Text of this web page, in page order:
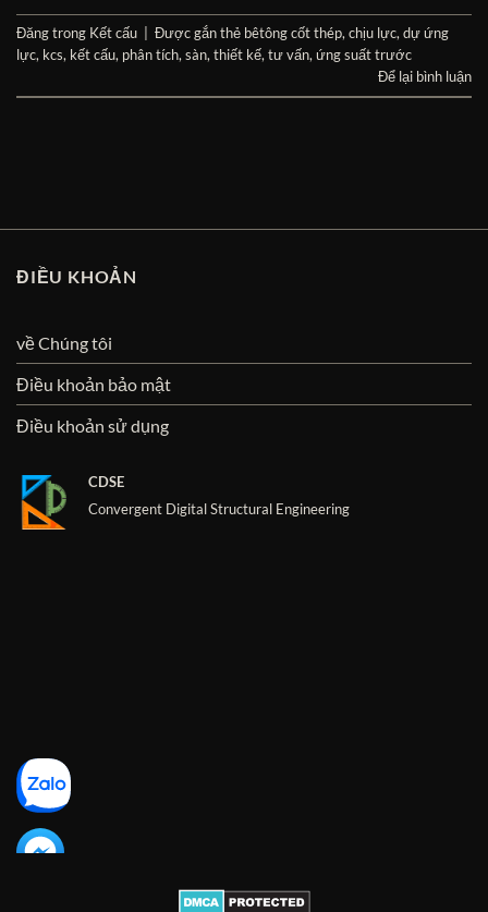
Đăng trong Kết cấu Được gắn thẻ bêtông cốt thép,chịu lực,dự ứng
lực, kcs, kết cấu, phân tích,sàn,thiết kế,tư vấn,ứng suất trước
Để lại bình luận
ĐIỀU KHOẢN
về Chúng tôi
Điều khoản bảo mật
Điều khoản sử dụng
CDSE
Convergent Digital Structural Engineering